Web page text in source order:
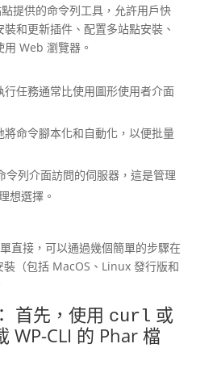
提供的命令列工具，允許用戶快
和更新插件、配置多站點安裝、
Web 瀏覽器。
行任務通常比使用圖形使用者介面
將命令腳本化和自動化，以便批量
令列介面訪問的伺服器，這是管理
想選擇。
直接，可以通過幾個簡單的步驟在
（包括 MacOS、Linux 發行版和
： 首先，使用 curl 或
WP-CLI 的 Phar 檔